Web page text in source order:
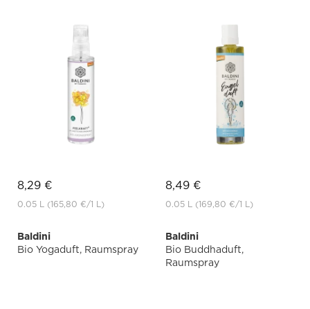
8,29 €
0.05 L (165,80 €/1 L)
8,49 €
0.05 L (169,80 €/1 L)
Baldini
Bio Yogaduft, Raumspray
Baldini
Bio Buddhaduft,
Raumspray